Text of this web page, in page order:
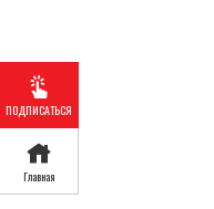
ПОДПИСАТЬСЯ
Главная